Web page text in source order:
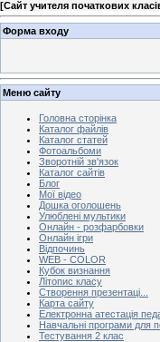
[Сайт учителя початкових
Форма входу
Меню сайту
Головна сторінка
Каталог файлів
Каталог статей
Фотоальбоми
Зворотній зв'язок
Каталог сайтів
Блог
Мої відео
Дошка оголошень
Улюблені мультики
Онлайн - розфарбовки
Онлайн ігри
Відпочинь
WEB - COLOR
Кубок визнання
Літопис класу
Створення презентаці...
Карта сайту
Електронна атестація
Навчальні програми для
Тестування 2 клас